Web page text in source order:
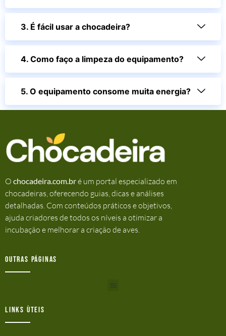
3. É fácil usar a chocadeira?
4. Como faço a limpeza do equipamento?
5. O equipamento consome muita energia?
O chocadeira.com.bré um portal especializado em
chocadeiras, oferecendo guias, dicas e análises
detalhadas. Com conteúdos práticos e objetivos,
ajuda criadores de todos os níveis a otimizar a
incubação e melhorar a criação de aves.
Outras Páginas
Links ùteis